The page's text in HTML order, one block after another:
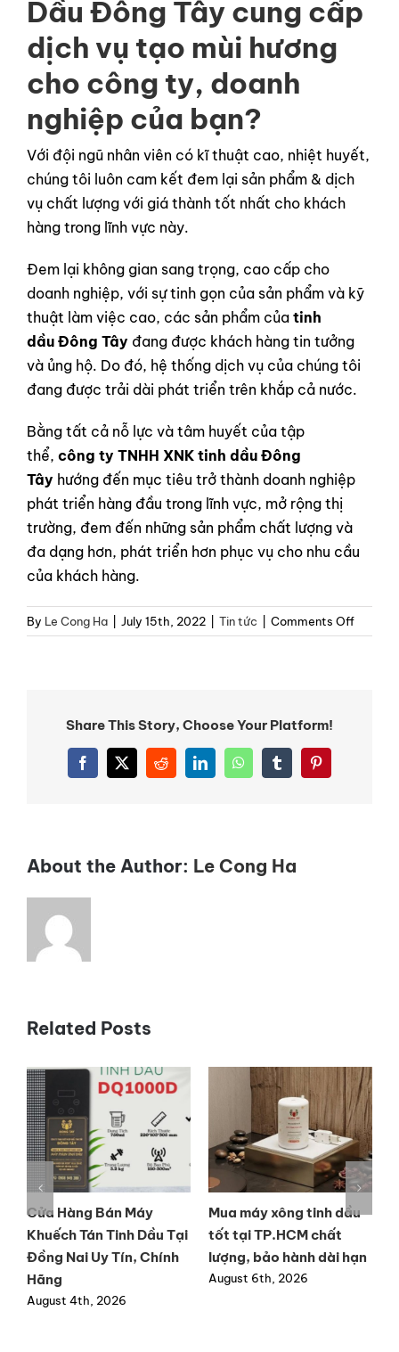
Dầu Đông Tây cung cấp
dịch vụ tạo mùi hương
cho công ty, doanh
nghiệp của bạn?
Với đội ngũ nhân viên có kĩ thuật cao, nhiệt huyết,
chúng tôi luôn cam kết đem lại sản phẩm & dịch
vụ chất lượng với giá thành tốt nhất cho khách
hàng trong lĩnh vực này.
Đem lại không gian sang trọng, cao cấp cho
doanh nghiệp, với sự tinh gọn của sản phẩm và kỹ
thuật làm việc cao, các sản phẩm của tinh
dầu Đông Tây đang được khách hàng tin tưởng
và ủng hộ. Do đó, hệ thống dịch vụ của chúng tôi
đang được trải dài phát triển trên khắp cả nước.
Bằng tất cả nỗ lực và tâm huyết của tập
thể, công ty TNHH XNK tinh dầu Đông
Tây hướng đến mục tiêu trở thành doanh nghiệp
phát triển hàng đầu trong lĩnh vực, mở rộng thị
trường, đem đến những sản phẩm chất lượng và
đa dạng hơn, phát triển hơn phục vụ cho nhu cầu
của khách hàng.
By Le Cong Ha July 15th, 2022 Tin tức Comments Offon
Cách
Share This Story, Choose Your Platform!
Facebook
X RedditLinkedInWhatsAppTumblrPinterest
About the Author: Le Cong Ha
Related Posts
Cửa Hàng Bán Máy
Khuếch Tán Tinh Dầu Tại
Đồng Nai Uy Tín, Chính
Hãng
August 4th, 2026
Mua máy xông tinh dầu
tốt tại TP.HCM chất
lượng, bảo hành dài hạn
August 6th, 2026